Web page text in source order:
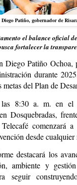
Patiño, gobernador de
el balance oficial
fortalecer la
Diego Patiño Ochoa,
durante
metas del Plan de
las 8:30 a. m. en
Dosquebradas,
comenzará
desde
destacará los
ambiente y
seguir